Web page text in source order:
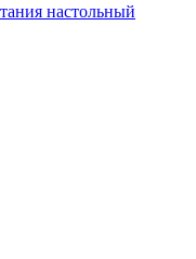
настольный